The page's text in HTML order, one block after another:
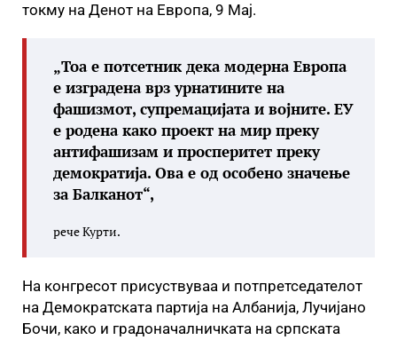
токму на Денот на Европа, 9 Мај.
„Тоа е потсетник дека модерна Европа
е изградена врз урнатините на
фашизмот, супремацијата и војните. ЕУ
е родена како проект на мир преку
антифашизам и просперитет преку
демократија. Ова е од особено значење
за Балканот“,
рече Курти.
На конгресот присуствуваа и потпретседателот
на Демократската партија на Албанија, Лучијано
Бочи, како и градоначалничката на српската